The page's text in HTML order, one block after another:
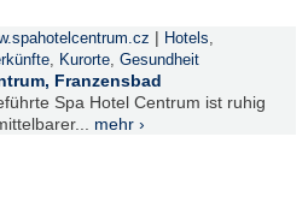
| Hotels,
, Kurorte, Gesundheit
Franzensbad
Spa Hotel Centrum ist ruhig
mehr ›